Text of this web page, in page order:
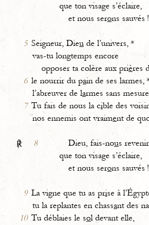
que ton visage s’éclaire,
et nous serons sauvés !
5 Seigneur, Dieu de l’univers, *
vas-tu longtemps encore
opposer ta colère aux prières
6 le nourrir du pain de ses larmes,
l’abreuver de larmes sans
7 Tu fais de nous la cible des
nos ennemis ont vraiment de
℟ 8 Dieu, fais-nous
que ton visage s’éclaire,
et nous serons sauvés !
9 La vigne que tu as prise à
tu la replantes en chassant des
10 Tu déblaies le sol devant elle,